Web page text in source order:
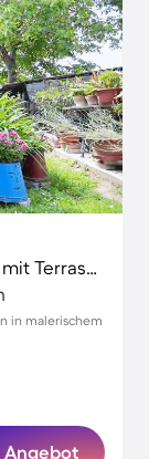
Familienorientierte tolle Unterkunft mit Terrasse und Garten
in malerischem
Angebot